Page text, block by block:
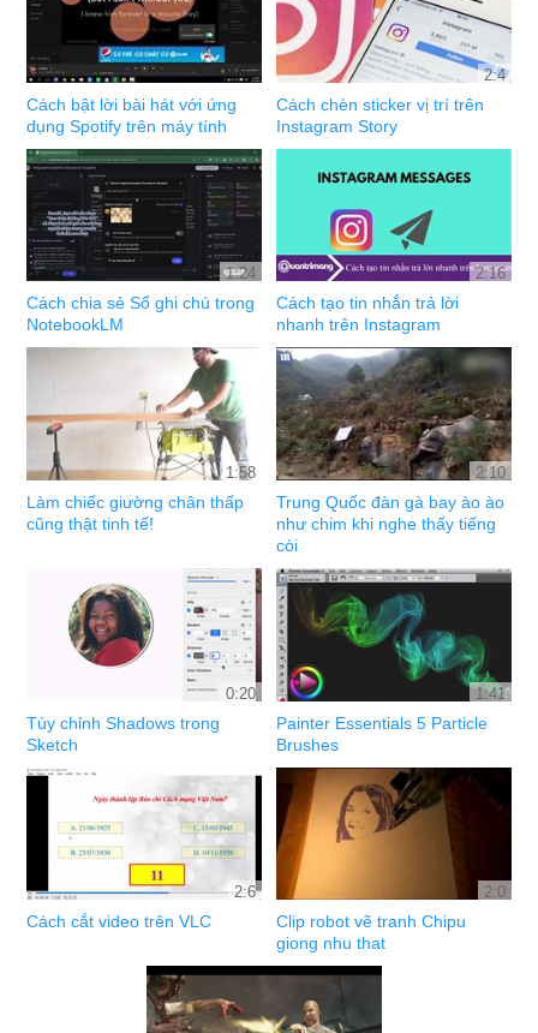
Cách bật lời bài hát với ứng
dụng Spotify trên máy tính
2:4
Cách chèn sticker vị trí trên
Instagram Story
1:24
Cách chia sẻ Sổ ghi chú trong
NotebookLM
2:16
Cách tạo tin nhắn trả lời
nhanh trên Instagram
1:58
Làm chiếc giường chân thấp
cũng thật tinh tế!
2:10
Trung Quốc đàn gà bay ào ào
như chim khi nghe thấy tiếng
còi
0:20
Tùy chỉnh Shadows trong
Sketch
1:41
Painter Essentials 5 Particle
Brushes
2:6
Cách cắt video trên VLC
2:0
Clip robot vẽ tranh Chipu
giong nhu that